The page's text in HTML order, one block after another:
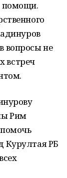
помощи.
вопросы не
встреч
Рим
Курултая РБ